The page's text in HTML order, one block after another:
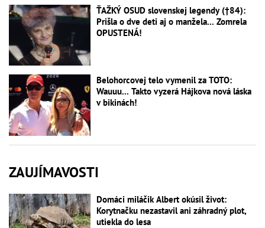
ŤAŽKÝ OSUD slovenskej legendy (†84):
Prišla o dve deti aj o manžela... Zomrela
OPUSTENÁ!
Belohorcovej telo vymenil za TOTO:
Wauuu... Takto vyzerá Hájkova nová láska
v bikinách!
ZAUJÍMAVOSTI
Domáci miláčik Albert okúsil život:
Korytnačku nezastavil ani záhradný plot,
utiekla do lesa